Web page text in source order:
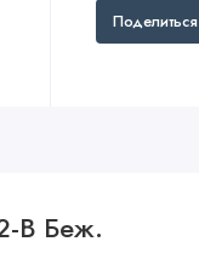
Поделиться
В Беж.